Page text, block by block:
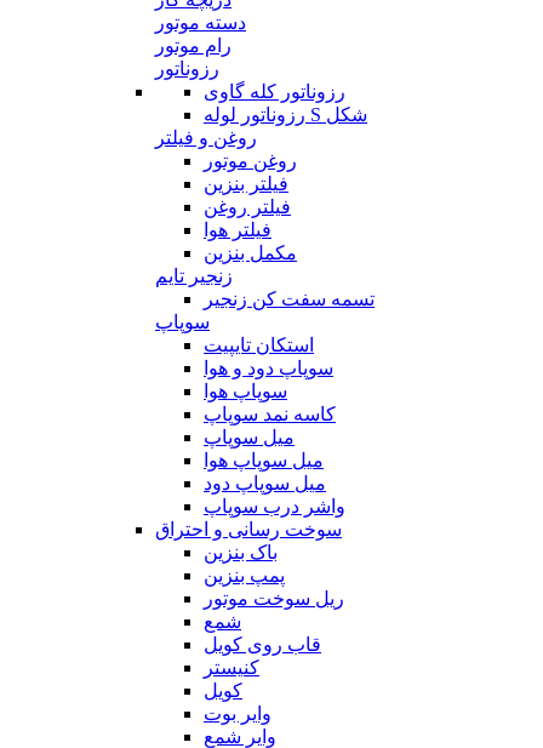
دسته موتور
رام موتور
رزوناتور
رزوناتور کله گاوی
رزوناتور لوله S شکل
روغن و فیلتر
روغن موتور
فیلتر بنزین
فیلتر روغن
فیلتر هوا
مکمل بنزین
زنجیر تایم
تسمه سفت کن زنجیر
سوپاپ
استکان تایپیت
سوپاپ دود و هوا
سوپاپ هوا
کاسه نمد سوپاپ
میل سوپاپ
میل سوپاپ هوا
میل سوپاپ دود
واشر درب سوپاپ
سوخت رسانی و احتراق
باک بنزین
پمپ بنزین
ریل سوخت موتور
شمع
قاب روی کویل
کنیستر
کویل
وایر بوت
وایر شمع